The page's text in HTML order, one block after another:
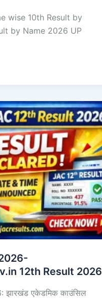
wise 10th Result by
by Name 2026 UP
12th Result 2026
एकेडमिक काउंसिल